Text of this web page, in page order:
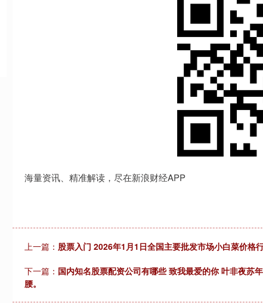
海量资讯、精准解读，尽在新浪财经APP
上一篇： 股票入门 2026年1月1日全国主要批发市场小白菜价格
下一篇： 国内知名股票配资公司有哪些 致我最爱的你 叶非夜苏
腰。